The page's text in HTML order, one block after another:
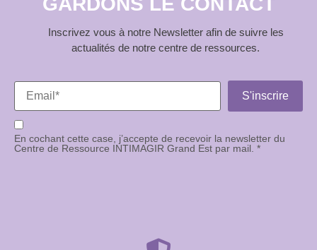
Inscrivez vous à notre Newsletter afin de suivre les
actualités de notre centre de ressources.
En cochant cette case, j’accepte de recevoir la newsletter du
Centre de Ressource INTIMAGIR Grand Est par mail. *